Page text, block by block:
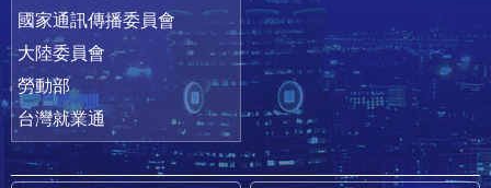
國家通訊傳播委員會
大陸委員會
勞動部
台灣就業通